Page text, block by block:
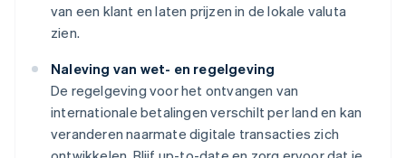
van een klant en laten prijzen in de lokale valuta
zien.
Naleving van wet- en regelgeving
De regelgeving voor het ontvangen van
internationale betalingen verschilt per land en kan
veranderen naarmate digitale transacties zich